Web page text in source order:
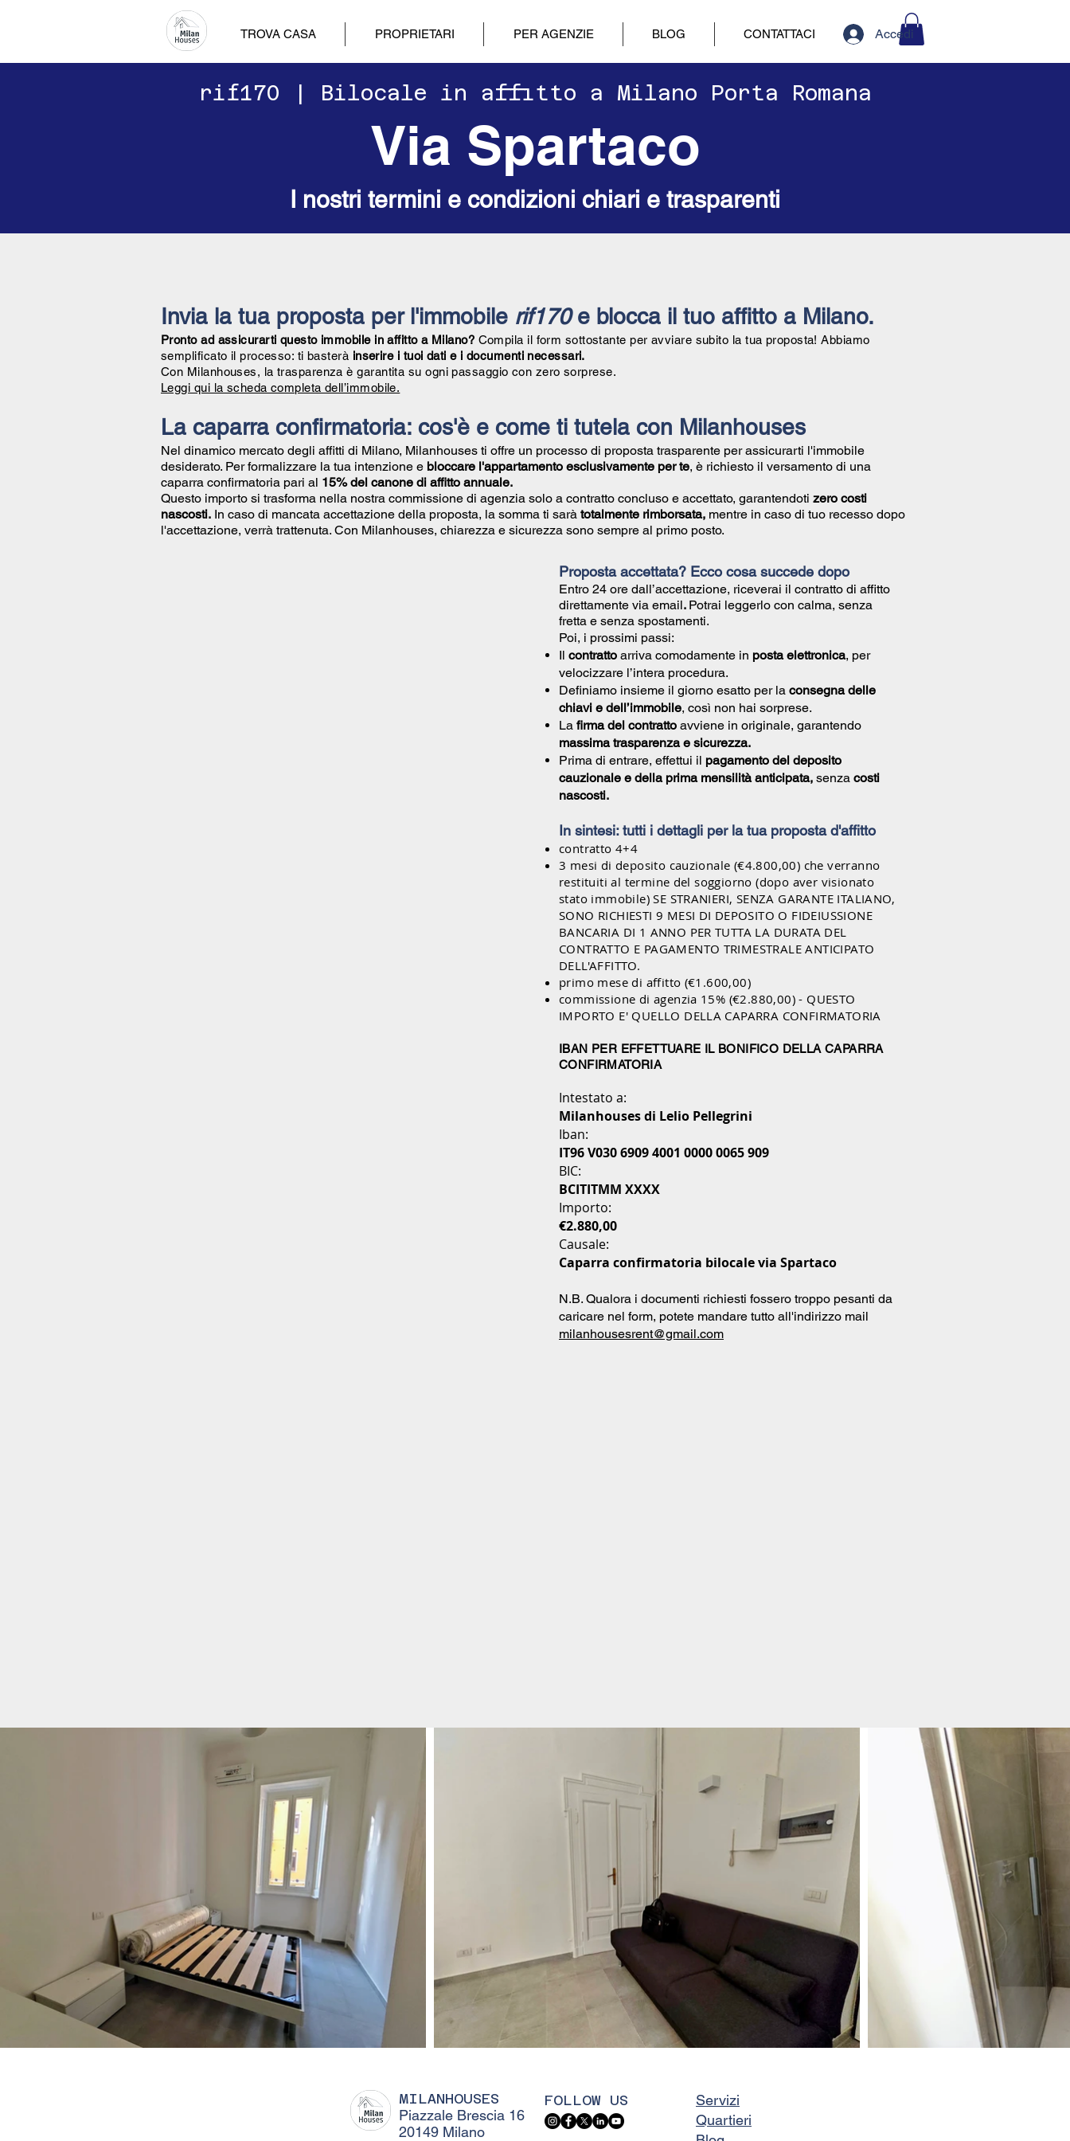
TROVA CASA PROPRIETARI PER AGENZIE BLOG CONTATTACI Accedi
​​rif170 | Bilocale in affitto a Milano Porta Romana
Via Spartaco
I nostri termini e condizioni chiari e trasparenti
Invia la tua proposta per l'immobile rif170e blocca il tuo affitto a Milano.
Pronto ad assicurarti questo immobile in affitto a Milano? Compila il form sottostante per avviare subito la tua proposta! Abbiamo
semplificato il processo: ti basterà inserire i tuoi dati e i documenti necessari.
Con Milanhouses, la trasparenza è garantita su ogni passaggio con zero sorprese.
Leggi qui la scheda completa dell’immobile.
La caparra confirmatoria: cos'è e come ti tutela con Milanhouses
Nel dinamico mercato degli affitti di Milano, Milanhouses ti offre un processo di proposta trasparente per assicurarti l'immobile
desiderato. Per formalizzare la tua intenzione e bloccare l'appartamento esclusivamente per te, è richiesto il versamento di una
caparra confirmatoria pari al 15% del canone di affitto annuale.
Questo importo si trasforma nella nostra commissione di agenzia solo a contratto concluso e accettato, garantendoti zero costi
nascosti. In caso di mancata accettazione della proposta, la somma ti sarà totalmente rimborsata, mentre in caso di tuo recesso dopo
l'accettazione, verrà trattenuta. Con Milanhouses, chiarezza e sicurezza sono sempre al primo posto.
Proposta accettata? Ecco cosa succede dopo
Entro 24 ore dall’accettazione, riceverai il contratto di affitto
direttamente via email. Potrai leggerlo con calma, senza
fretta e senza spostamenti.
Poi, i prossimi passi:
Il contratto arriva comodamente in posta elettronica, per
velocizzare l’intera procedura.
Definiamo insieme il giorno esatto per la consegna delle
chiavi e dell’immobile, così non hai sorprese.
La firma del contratto avviene in originale, garantendo
massima trasparenza e sicurezza.
Prima di entrare, effettui il pagamento del deposito
cauzionale e della prima mensilità anticipata, senza costi
nascosti.
In sintesi: tutti i dettagli per la tua proposta d'affitto
contratto 4+4
3 mesi di deposito cauzionale (€4.800,00) che verranno
restituiti al termine del soggiorno (dopo aver visionato
stato immobile) SE STRANIERI, SENZA GARANTE ITALIANO,
SONO RICHIESTI 9 MESI DI DEPOSITO O FIDEIUSSIONE
BANCARIA DI 1 ANNO PER TUTTA LA DURATA DEL
CONTRATTO E PAGAMENTO TRIMESTRALE ANTICIPATO
DELL'AFFITTO.
primo mese di affitto (€1.600,00)
commissione di agenzia 15% (€2.880,00) - QUESTO
IMPORTO E' QUELLO DELLA CAPARRA CONFIRMATORIA
IBAN PER EFFETTUARE IL BONIFICO DELLA CAPARRA
CONFIRMATORIA
Intestato a:
Milanhouses di Lelio Pellegrini
Iban:
IT96 V030 6909 4001 0000 0065 909
BIC:
BCITITMM XXXX
Importo:
€2.880,00
Causale:
Caparra confirmatoria bilocale via Spartaco
N.B. Qualora i documenti richiesti fossero troppo pesanti da
caricare nel form, potete mandare tutto all'indirizzo mail
milanhousesrent@gmail.com
MILANHOUSES
Piazzale Brescia 16
20149 Milano
FOLLOW US
Servizi
Quartieri